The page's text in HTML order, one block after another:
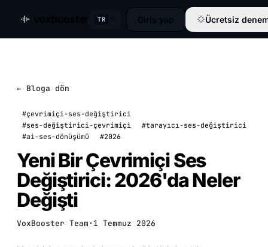
TR Giriş yap Ücretsiz
← Bloga dön
#çevrimiçi-ses-değiştirici
#ses-değiştirici-çevrimiçi
#tarayıcı-ses-değiştirici
#ai-ses-dönüşümü
#2026
Yeni Bir Çevrimiçi Ses
Değiştirici: 2026'da Neler
Değişti
VoxBooster Team · 1 Temmuz 2026